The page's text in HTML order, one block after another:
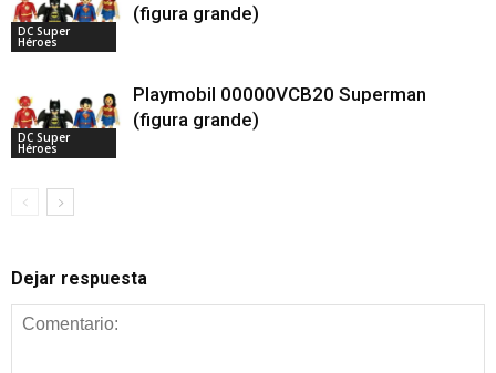
DC Super
Héroes
(figura grande)
DC Super
Héroes
Playmobil 00000VCB20 Superman
(figura grande)
Dejar respuesta